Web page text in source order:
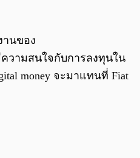
านของ
ความสนใจกับการลงทุนใน
money จะมาแทนที่ Fiat